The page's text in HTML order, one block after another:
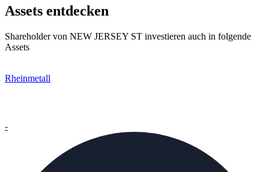
Assets entdecken
Shareholder von NEW JERSEY ST investieren auch in folgende
Assets
Rheinmetall
-